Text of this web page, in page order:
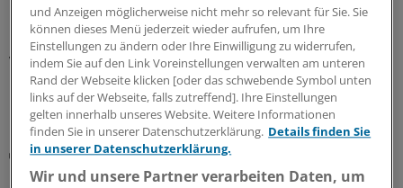
Bundesvorsitzende des Hausärztinnen- und
Hausärzteverbands, Nicola Buhlinger-Göpfarth. Eine
Vergütung der Aufklärungsarbeit bleibe Fehlanzeige.
10.08.2026
Notfallversorgung
Neuer Bereitschaftsdienst in Nordrhein ist ein
und Anzeigen möglicherweise nicht mehr so relevant für Sie. Sie
können dieses Menü jederzeit wieder aufrufen, um Ihre
Einstellungen zu ändern oder Ihre Einwilligung zu widerrufen,
indem Sie auf den Link Voreinstellungen verwalten am unteren
Rand der Webseite klicken [oder das schwebende Symbol unten
links auf der Webseite, falls zutreffend]. Ihre Einstellungen
gelten innerhalb unseres Website. Weitere Informationen
finden Sie in unserer Datenschutzerklärung. Details finden Sie
in unserer Datenschutzerklärung.
Wir und unsere Partner verarbeiten Daten, um